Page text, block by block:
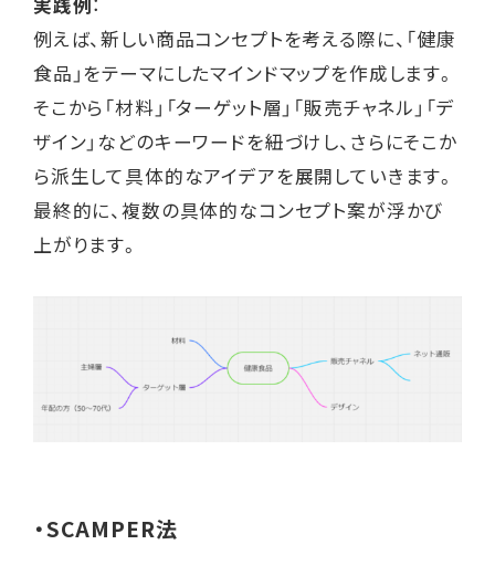
例えば、新しい商品コンセプトを考える際に、「健康
食品」をテーマにしたマインドマップを作成します。
そこから「材料」「ターゲット層」「販売チャネル」「デ
ザイン」などのキーワードを紐づけし、さらにそこか
ら派生して具体的なアイデアを展開していきます。
最終的に、複数の具体的なコンセプト案が浮かび
上がります。
・SCAMPER法